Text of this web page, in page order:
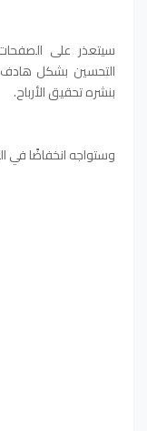
سيتعذر على
التحسين بشكل
بنشره تحقيق الأرباح.
وستواجه انخفاضًا في